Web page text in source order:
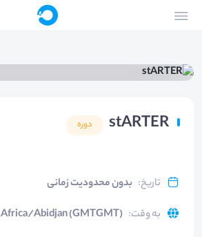
stARTER دوره
تاریخ: بدون محدودیت زمانی
به وقت:
Africa/Abidjan (GMTGMT)